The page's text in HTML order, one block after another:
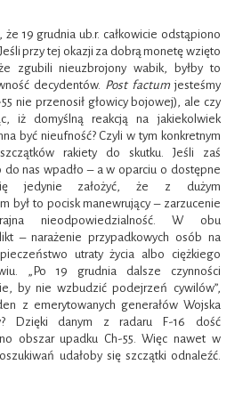
że 19 grudnia ub.r. całkowicie odstąpiono
przy tej okazji za dobrą monetę wzięto
zgubili nieuzbrojony wabik, byłby to
decydentów. Post factumjesteśmy
nie przenosił głowicy bojowej), ale czy
iż domyślną reakcją na jakiekolwiek
być nieufność? Czyli w tym konkretnym
rakiety do skutku. Jeśli zaś
do nas wpadło – a w oparciu o dostępne
jedynie założyć, że z dużym
był to pocisk manewrujący – zarzucenie
nieodpowiedzialność. W obu
– narażenie przypadkowych osób na
utraty życia albo ciężkiego
„Po 19 grudnia dalsze czynności
by nie wzbudzić podejrzeń cywilów”,
z emerytowanych generałów Wojska
Dzięki danym z radaru F-16 dość
obszar upadku Ch-55. Więc nawet w
udałoby się szczątki odnaleźć.